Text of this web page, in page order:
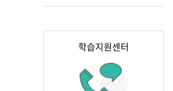
학습지원센터